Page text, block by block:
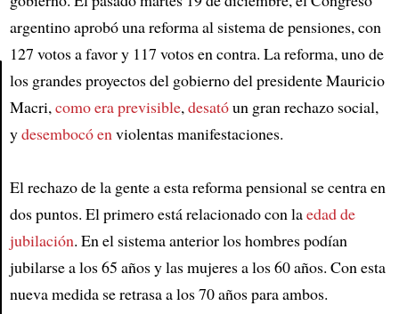
Article
argentino aprobó una reforma al sistema de pensiones, con
127 votos a favor y 117 votos en contra. La reforma, uno de
los grandes proyectos del gobierno del presidente Mauricio
Macri,como era previsible,desatóun gran rechazo social,
ydesembocó enviolentas manifestaciones.
El rechazo de la gente a esta reforma pensional se centra en
dos puntos. El primero está relacionado con laedad de
jubilación. En el sistema anterior los hombres podían
jubilarse a los 65 años y las mujeres a los 60 años. Con esta
nueva medida se retrasa a los 70 años para ambos.